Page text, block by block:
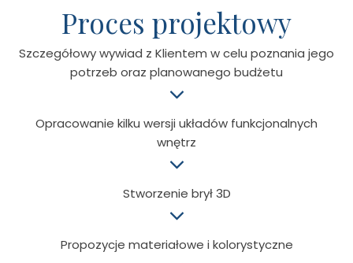
Proces projektowy
Szczegółowy wywiad z Klientem w celu poznania jego
potrzeb oraz planowanego budżetu
Opracowanie kilku wersji układów funkcjonalnych
wnętrz
Stworzenie brył 3D
Propozycje materiałowe i kolorystyczne